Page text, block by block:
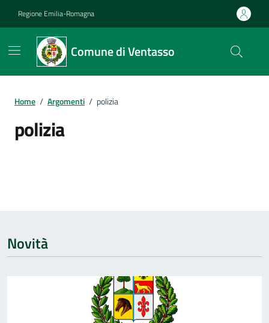
Regione Emilia-Romagna
Comune di Ventasso
Home / Argomenti / polizia
polizia
Novità